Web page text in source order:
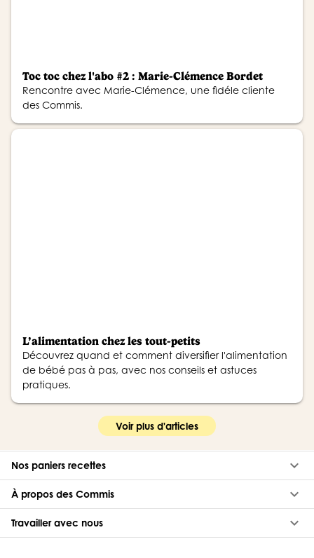
Toc toc chez l'abo #2 : Marie-Clémence Bordet
Rencontre avec Marie-Clémence, une fidéle cliente
des Commis.
L’alimentation chez les tout-petits
Découvrez quand et comment diversifier l'alimentation
de bébé pas à pas, avec nos conseils et astuces
pratiques.
Voir plus d'articles
Nos paniers recettes keyboard_arrow_down
À propos des Commis keyboard_arrow_down
Travailler avec nous keyboard_arrow_down